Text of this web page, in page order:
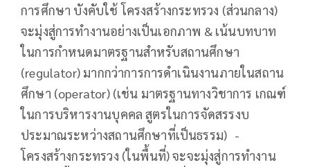
การศึกษา บังคับใช้ โครงสร้างกระทรวง (ส่วนกลาง)
จะมุ่งสู่การทำงานอย่างเป็นเอกภาพ & เน้นบทบาท
ในการกำหนดมาตรฐานสำหรับสถานศึกษา
(regulator) มากกว่าการการดำเนินงานภายในสถาน
ศึกษา (operator) (เช่น มาตรฐานทางวิชาการ เกณฑ์
ในการบริหารงานบุคคล สูตรในการจัดสรรงบ
ประมาณระหว่างสถานศึกษาที่เป็นธรรม) -
โครงสร้างกระทรวง (ในพื้นที่) จะจะมุ่งสู่การทำงาน